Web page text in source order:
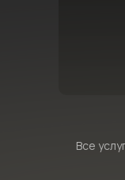
Все